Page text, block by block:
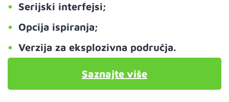
Serijski interfejsi;
Opcija ispiranja;
Verzija za eksplozivna područja.
Saznajte više